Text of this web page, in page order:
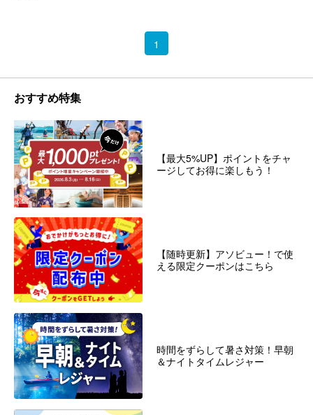
1
おすすめ特集
【最大5%UP】ポイントをチャ
ージしてお得に楽しもう！
【随時更新】アソビュー！で使
える限定クーポンはこちら
時間をずらして暑さ対策！早朝
＆ナイトタイムレジャー